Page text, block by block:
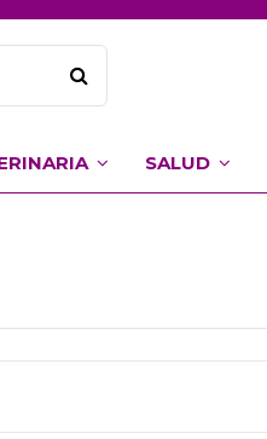
SALUD